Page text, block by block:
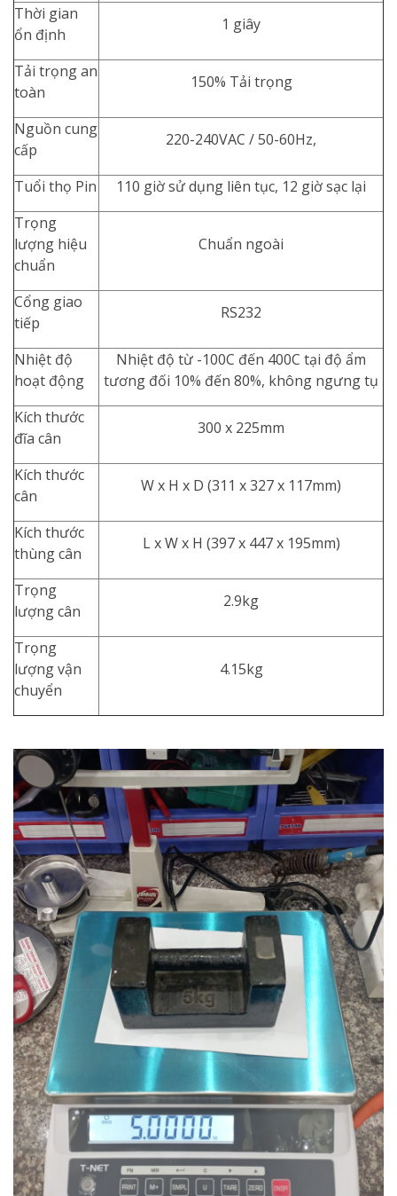
Thời gian
ổn định
1 giây
Tải trọng an
toàn
150% Tải trọng
Nguồn cung
cấp
220-240VAC / 50-60Hz,
Tuổi thọ Pin
110 giờ sử dụng liên tục, 12 giờ sạc lại
Trọng
lượng hiệu
chuẩn
Chuẩn ngoài
Cổng giao
tiếp
RS232
Nhiệt độ
hoạt động
Nhiệt độ từ -100C đến 400C tại độ ẩm
tương đối 10% đến 80%, không ngưng tụ
Kích thước
đĩa cân
300 x 225mm
Kích thước
cân
W x H x D (311 x 327 x 117mm)
Kích thước
thùng cân
L x W x H (397 x 447 x 195mm)
Trọng
lượng cân
2.9kg
Trọng
lượng vận
chuyển
4.15kg